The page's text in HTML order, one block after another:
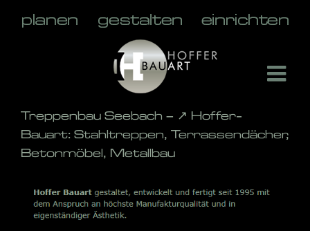
Treppenbau Seebach – ↗️ Hoffer-
Bauart: Stahltreppen, Terrassendächer,
Betonmöbel, Metallbau